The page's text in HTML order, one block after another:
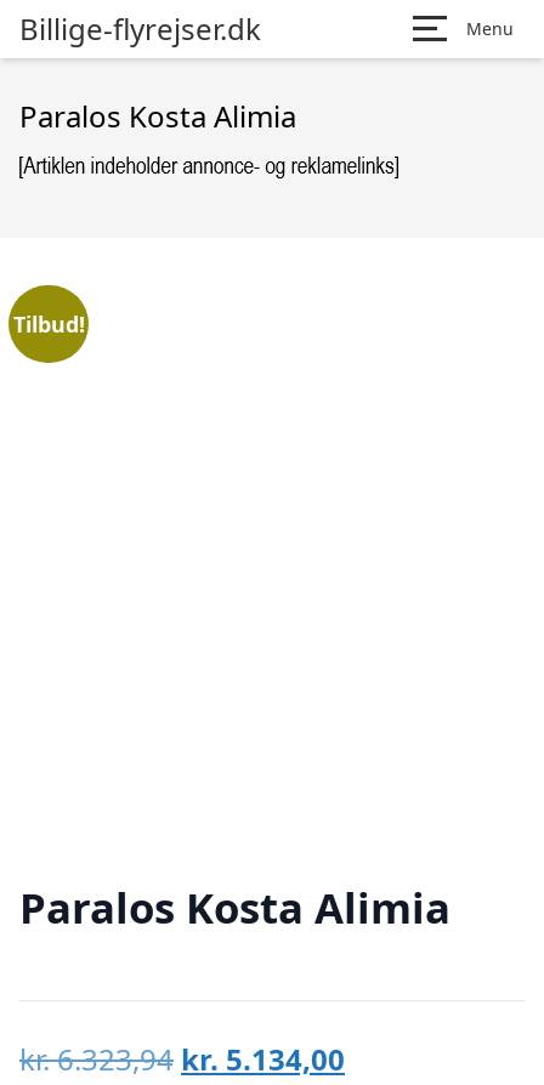
Billige-flyrejser.dk Menu
Paralos Kosta Alimia
Tilbud!
Paralos Kosta Alimia
kr.6.323,94 Den
kr. 5.134,00